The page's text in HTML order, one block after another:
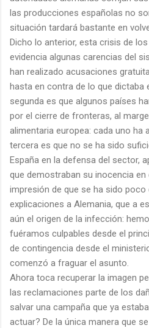
las producciones españolas no
situación tardará bastante en
Dicho lo anterior, esta crisis de
evidencia algunas carencias del
han realizado acusaciones
hasta en contra de lo que dictaba
segunda es que algunos países
por el cierre de fronteras, al
alimentaria europea: cada uno ha
tercera es que no se ha sido
España en la defensa del sector,
que demostraban su inocencia
impresión de que se ha sido poco
explicaciones a Alemania, que a
aún el origen de la infección:
fuéramos culpables desde el
de contingencia desde el
comenzó a fraguar el asunto.
Ahora toca recuperar la imagen
las reclamaciones parte de los
salvar una campaña que ya
actuar? De la única manera que